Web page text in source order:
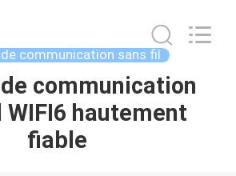
de communication sans fil
communication
WIFI6 hautement
fiable